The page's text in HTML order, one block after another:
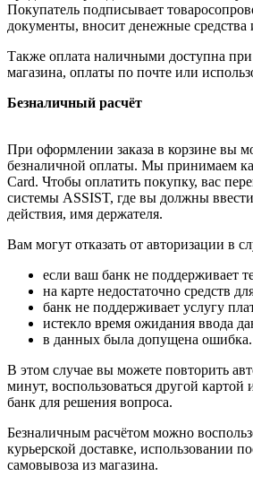
Покупатель подписывает
документы, вносит денежные средства
Также оплата наличными доступна
магазина, оплаты по почте или
Безналичный расчёт
При оформлении заказа в корзине вы
безналичной оплаты. Мы принимаем
Card. Чтобы оплатить покупку, вас
системы ASSIST, где вы должны
действия, имя держателя.
Вам могут отказать от авторизации в
если ваш банк не поддерживает
на карте недостаточно средств
банк не поддерживает услугу
истекло время ожидания ввода
в данных была допущена ошибка.
В этом случае вы можете повторить
минут, воспользоваться другой картой
банк для решения вопроса.
Безналичным расчётом можно
курьерской доставке, использовании
самовывоза из магазина.